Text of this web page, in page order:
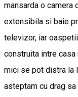
mansarda o camera
extensibila si baie
televizor, iar
construita intre
mici se pot distra la
asteptam cu drag